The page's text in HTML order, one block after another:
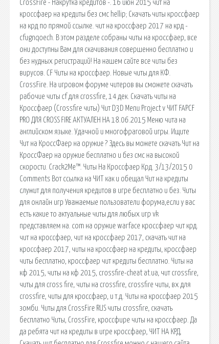
CrossFire - Накрутка кредитов -. 16 июн 2015 чит на
кроссфаер на кредиты без смс hellip; Скачать читы кроссфаер
на крд по прямой ссылке. чит на кроссфаер 2017 на крд -
cfugnqoech. В этом разделе собраны читы на кроссфаер, все
они доступны Вам для скачивания совершенно бесплатно и
без нудных регистраций! На нашем сайте все читы без
вирусов. CF Читы на кроссфаер. Новые читы для КФ.
CrossFire. На игровом форуме читеров вы сможете скачать
рабочие читы cf для crossfire, 14 дек. Скачать читы на
Кроссфаер (Crossfire читы) Чит D3D Menu Project v ЧИТ FAPCF
PRO ДЛЯ CROSS FIRE АКТУАЛЕН НА 18.06.2015 Меню чита на
английском языке. Удачной и многофраговой игры. Ищите
Чит на КроссФаер на оружие ? Здесь вы можете скачать Чит на
КроссФаер на оружие бесплатно и без смс на высокой
скорости. Crack2Me™. Читы На Кроссфаер Крд. 3/13/2015 0
Comments Вот ссылка на ЧИТ как и обещал Чит на кредиты
служит для получения кредитов в игре бесплатно и без. Читы
для онлайн игр Уважаемые пользователи форума,если у вас
есть какие то актуальные читы для любых игр vk
представляем на. com на оружие warface кроссфаер чит крд.
чит на кроссфаер, чит на кроссфаер 2017, скачать чит на
кроссфаер 2017, читы на кроссфаер на кредиты, кроссфаер
читы бесплатно, кроссфаер чит кредиты бесплатно. Читы на
кф 2015, читы на кф 2015, crossfire-cheat at.ua, чит crossfire,
читы для cross fire, читы на crossfire, crossfire читы, вх для
crossfire, читы для кроссфаер, и т.д. Читы на кроссфаер 2015
зомби. Читы для CrossFire RUS читы crossfire, скачать
бесплатно Читы, CrossFire, кроссфире читы на кроссфаер. Да
да ребята чит на кредиты в игре кроссфаер, ЧИТ НА КРД,